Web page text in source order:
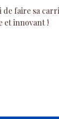
faire sa
et innovant !